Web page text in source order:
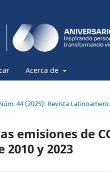
Acerca de
44 (2025): Revista
emisiones de
y 2023